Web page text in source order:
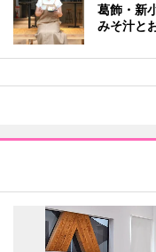
葛飾・新
みそ汁と